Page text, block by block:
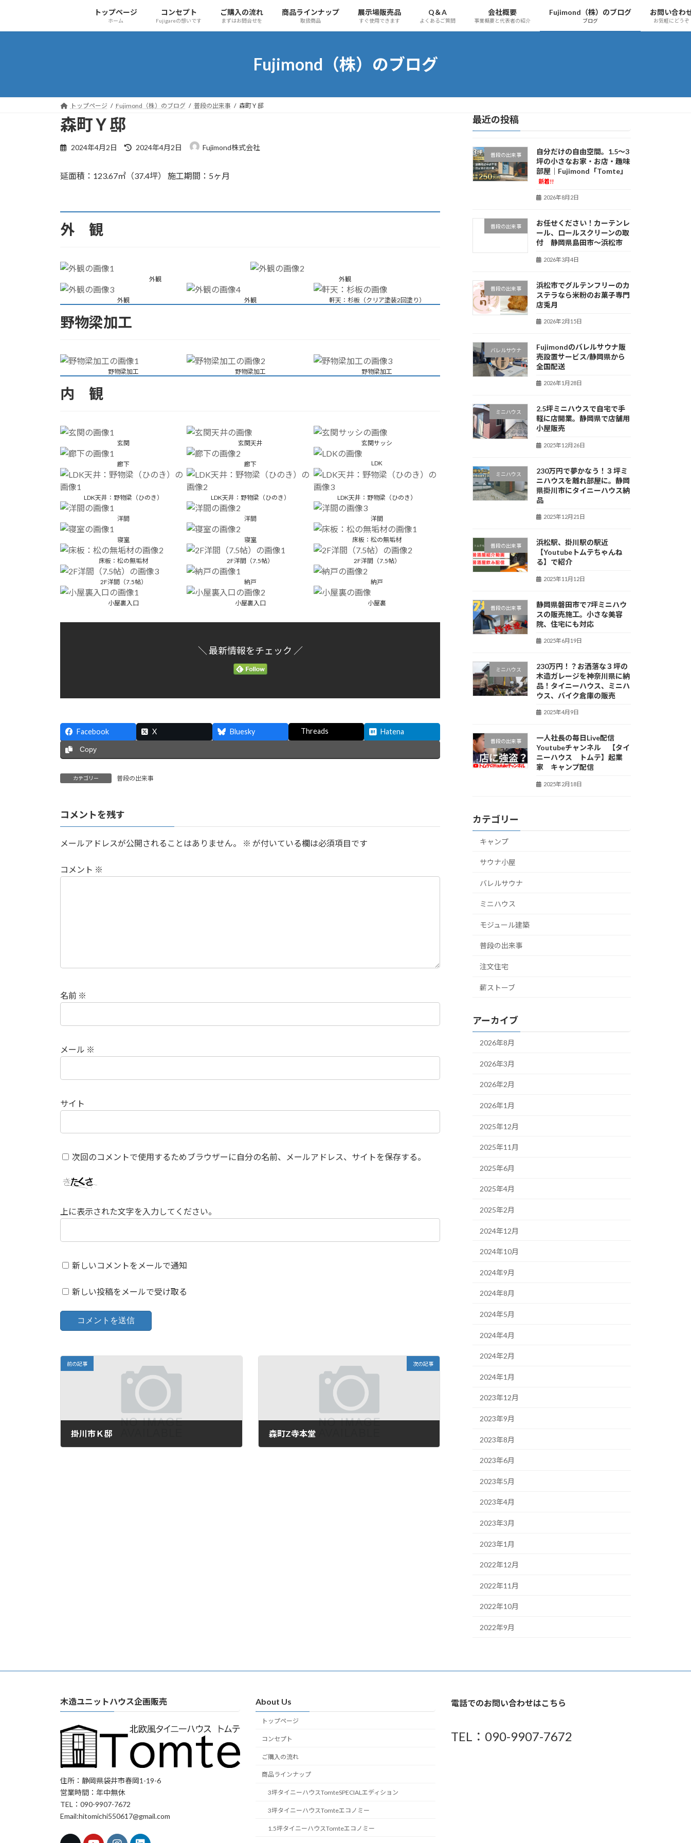
テ
ゲ
トップページ
ホーム
コンセプト
Fujigareの想いです
ご購入の流れ
まずはお問合せを
商品ラインナップ
取扱商品
展示場販売品
すぐ使用できます
Q＆A
よくあるご質問
会社概要
事業概要と代表者の紹介
Fujimond（株）のブログ
ブログ
お問い合わ
お気軽にどうぞ
Fujimond（株）のブログ
トップページ Fujimond（株）のブログ 普段の出来事 森町Ｙ邸
森町Ｙ邸
2024年4月2日
最
新
2024年4月2日 Fujimond株式会社
延面積：123.67㎡（37.4坪） 施工期間：5ヶ月
外 観
外観 外観
外観 外観 軒天：杉板（クリア塗装2回塗り）
野物梁加工
野物梁加工 野物梁加工 野物梁加工
内 観
玄関 玄関天井 玄関サッシ
廊下 廊下 LDK
LDK天井：野物梁（ひのき） LDK天井：野物梁（ひのき） LDK天井：野物梁（ひのき）
洋間 洋間 洋間
寝室 寝室 床板：松の無垢材
床板：松の無垢材 2F洋間（7.5帖） 2F洋間（7.5帖）
2F洋間（7.5帖） 納戸 納戸
小屋裏入口 小屋裏入口 小屋裏
＼ 最新情報をチェック ／
Facebook X Bluesky Threads Hatena
Copy
カテゴリー 普段の出来事
コメントを残す
メールアドレスが公開されることはありません。 ※ が付いている欄は必須項目です
コメント ※
名前 ※
メール ※
サイト
次回のコメントで使用するためブラウザーに自分の名前、メールアドレス、サイトを保存する。
上に表示された文字を入力してください。
新しいコメントをメールで通知
新しい投稿をメールで受け取る
前の記事
掛川市Ｋ邸
次の記事
森町Z寺本堂
最近の投稿
普段の出来事
自分だけの自由空間。1.5〜3
坪の小さなお家・お店・趣味
部屋｜Fujimond「Tomte」
新着!!
2026年8月2日
普段の出来事
お任せください！カーテンレ
ール、ロールスクリーンの取
付 静岡県島田市～浜松市
2026年3月4日
普段の出来事
浜松市でグルテンフリーのカ
ステラなら米粉のお菓子専門
店兎月
2026年2月15日
バレルサウナ
Fujimondのバレルサウナ販
売設置サービス/静岡県から
全国配送
2026年1月28日
ミニハウス
2.5坪ミニハウスで自宅で手
軽に店開業。静岡県で店舗用
小屋販売
2025年12月26日
ミニハウス
230万円で夢かなう！３坪ミ
ニハウスを離れ部屋に。静岡
県掛川市にタイニーハウス納
品
2025年12月21日
普段の出来事
浜松駅、掛川駅の駅近
【Youtubeトムテちゃんね
る】で紹介
2025年11月12日
普段の出来事
静岡県磐田市で7坪ミニハウ
スの販売施工。小さな美容
院、住宅にも対応
2025年6月19日
ミニハウス
230万円！？お洒落な３坪の
木造ガレージを神奈川県に納
品！タイニーハウス、ミニハ
ウス、バイク倉庫の販売
2025年4月9日
普段の出来事
一人社長の毎日Live配信
Youtubeチャンネル 【タイ
ニーハウス トムテ】起業
家 キャンプ配信
2025年2月18日
カテゴリー
キャンプ
サウナ小屋
バレルサウナ
ミニハウス
モジュール建築
普段の出来事
注文住宅
薪ストーブ
アーカイブ
2026年8月
2026年3月
2026年2月
2026年1月
2025年12月
2025年11月
2025年6月
2025年4月
2025年2月
2024年12月
2024年10月
2024年9月
2024年8月
2024年5月
2024年4月
2024年2月
2024年1月
2023年12月
2023年9月
2023年8月
2023年6月
2023年5月
2023年4月
2023年3月
2023年1月
2022年12月
2022年11月
2022年10月
2022年9月
木造ユニットハウス企画販売
住所：静岡県袋井市春岡1-19-6
営業時間：年中無休
TEL：090-9907-7672
Email:hitomichi550617@gmail.com
About Us
トップページ
コンセプト
ご購入の流れ
商品ラインナップ
3坪タイニーハウスTomteSPECIALエディション
3坪タイニーハウスTomteエコノミー
1.5坪タイニーハウスTomteエコノミー
電話でのお問い合わせはこちら
TEL：090-9907-7672